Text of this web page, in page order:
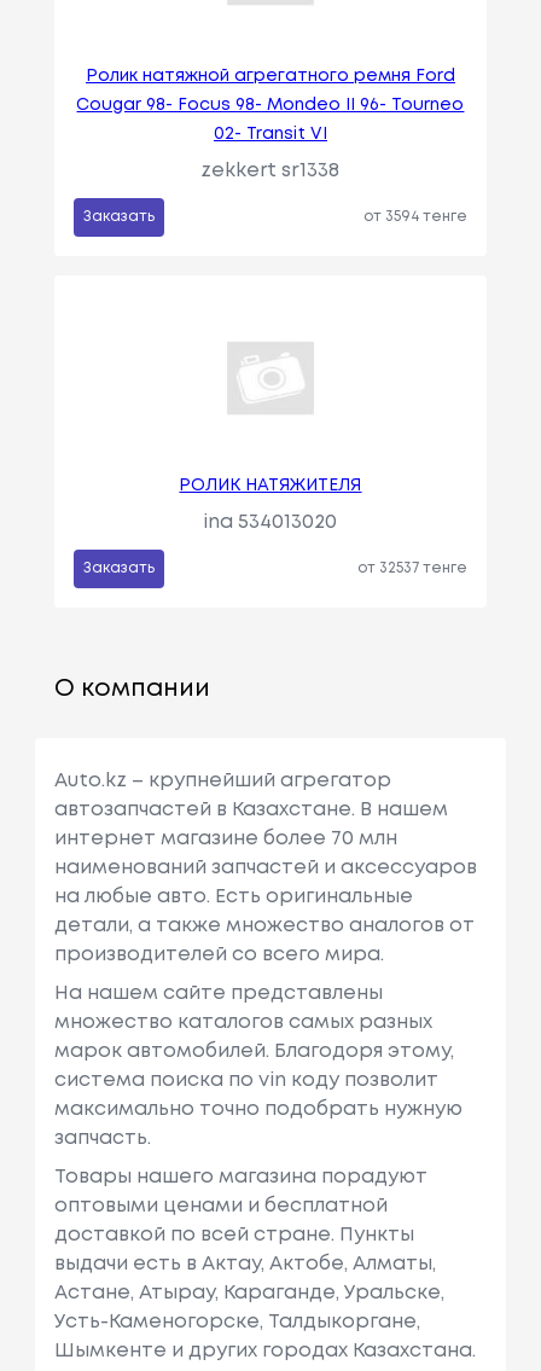
Ролик натяжной агрегатного ремня Ford
Cougar 98- Focus 98- Mondeo II 96- Tourneo
02- Transit VI
zekkert sr1338
Заказать от 3594 тенге
РОЛИК НАТЯЖИТЕЛЯ
ina 534013020
Заказать от 32537 тенге
О компании
Auto.kz – крупнейший агрегатор
автозапчастей в Казахстане. В нашем
интернет магазине более 70 млн
наименований запчастей и аксессуаров
на любые авто. Есть оригинальные
детали, а также множество аналогов от
производителей со всего мира.
На нашем сайте представлены
множество каталогов самых разных
марок автомобилей. Благодоря этому,
система поиска по vin коду позволит
максимально точно подобрать нужную
запчасть.
Товары нашего магазина порадуют
оптовыми ценами и бесплатной
доставкой по всей стране. Пункты
выдачи есть в Актау, Актобе, Алматы,
Астане, Атырау, Караганде, Уральске,
Усть-Каменогорске, Талдыкоргане,
Шымкенте и других городах Казахстана.